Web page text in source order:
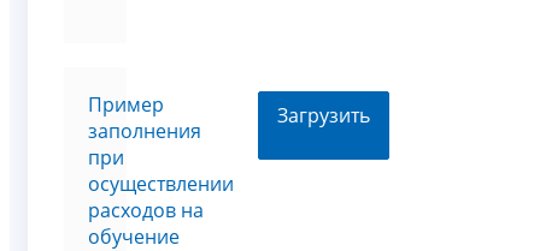
Пример
заполнения
при
осуществлении
расходов на
обучение
Загрузить